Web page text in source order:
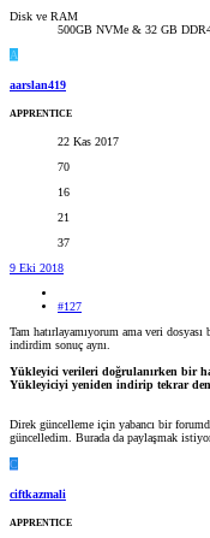
Disk ve RAM
500GB NVMe & 32 GB
A
aarslan419
APPRENTICE
22 Kas 2017
70
16
21
37
9 Eki 2018
#127
Tam hatırlayamıyorum ama veri
indirdim sonuç aynı.
Yükleyici verileri doğrulanırken bir
Yükleyiciyi yeniden indirip tekrar
Direk güncelleme için yabancı bir
güncelledim. Burada da paylaşmak
C
ciftkazmali
APPRENTICE